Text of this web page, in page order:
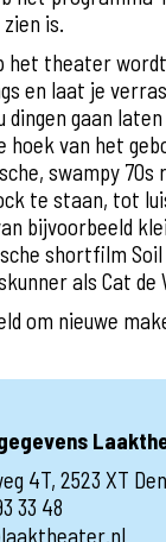
is.
het theater
en laat je
dingen gaan
hoek van het
swampy
te staan, tot
bijvoorbeeld
shortfilm
als Cat de
om nieuwe
4T, 2523 XT
33 48